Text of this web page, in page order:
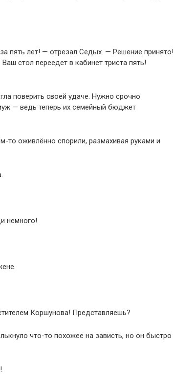
пять лет! — отрезал Седых. — Решение принято!
стол переедет в кабинет триста пять!
поверить своей удаче. Нужно срочно
— ведь теперь их семейный бюджет
то оживлённо спорили, размахивая руками и
немного!
Коршунова! Представляешь?
что-то похожее на зависть, но он быстро